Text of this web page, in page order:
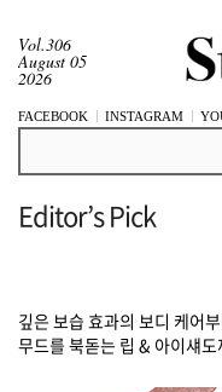
Vol.306
August 05
2026
FACEBOOK INSTAGRAM
Editor’s Pick
깊은 보습 효과의 보디 케어
무드를 북돋는 립 & 아이섀